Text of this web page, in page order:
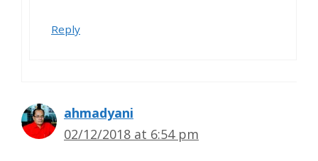
Reply
ahmadyani
02/12/2018 at 6:54 pm